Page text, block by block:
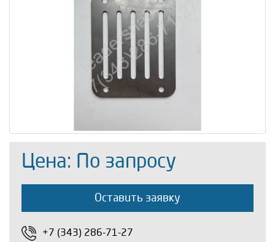
Цена: По запросу
Оставить заявку
+7 (343) 286-71-27